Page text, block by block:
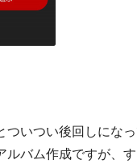
ついつい後回しにな
ルバム作成ですが、